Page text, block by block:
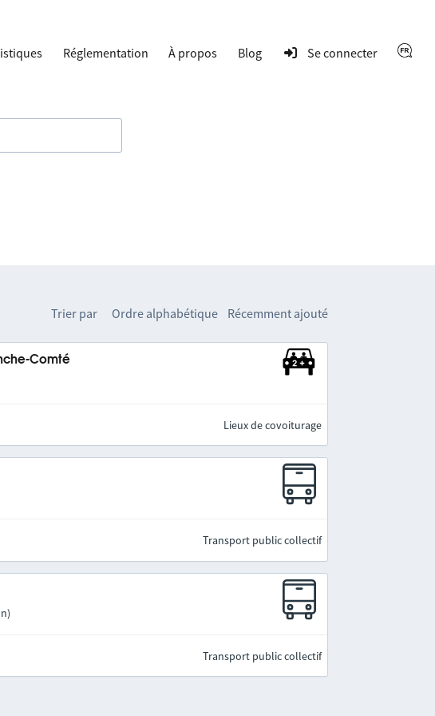
Réglementation À propos Blog Se connecter
Trier par Ordre alphabétique Récemment ajouté
Comté
Lieux de covoiturage
Transport public collectif
Transport public collectif